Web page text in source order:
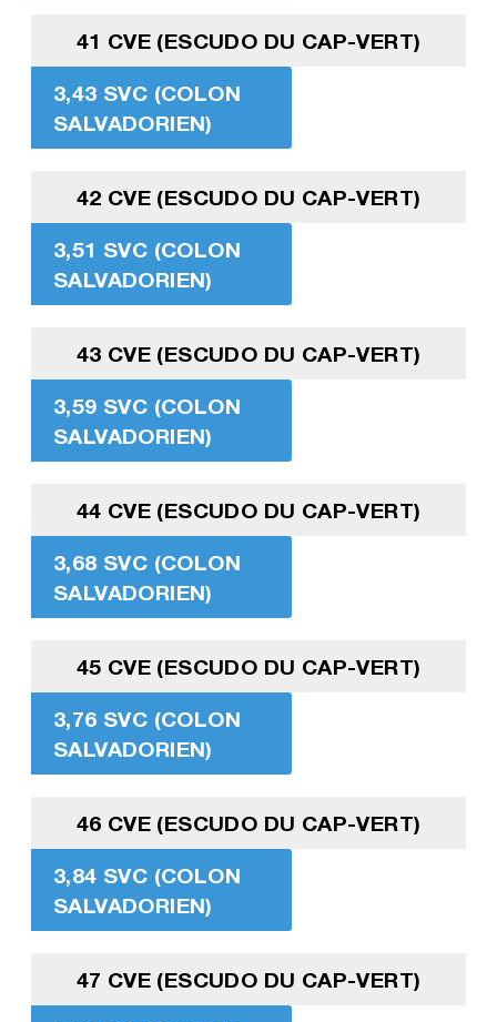
41 CVE (ESCUDO DU CAP-VERT)
3,43 SVC (COLON
SALVADORIEN)
42 CVE (ESCUDO DU CAP-VERT)
3,51 SVC (COLON
SALVADORIEN)
43 CVE (ESCUDO DU CAP-VERT)
3,59 SVC (COLON
SALVADORIEN)
44 CVE (ESCUDO DU CAP-VERT)
3,68 SVC (COLON
SALVADORIEN)
45 CVE (ESCUDO DU CAP-VERT)
3,76 SVC (COLON
SALVADORIEN)
46 CVE (ESCUDO DU CAP-VERT)
3,84 SVC (COLON
SALVADORIEN)
47 CVE (ESCUDO DU CAP-VERT)